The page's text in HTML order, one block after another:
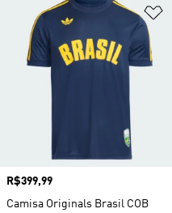
Preço
R$399,99
Camisa Originals Brasil COB